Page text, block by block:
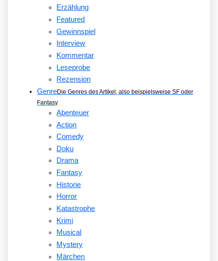
Erzählung
Featured
Gewinnspiel
Interview
Kommentar
Leseprobe
Rezension
GenreDie Genres des Artikel, also beispielsweise SF oder
Fantasy
Abenteuer
Action
Comedy
Doku
Drama
Fantasy
Historie
Horror
Katastrophe
Krimi
Musical
Mystery
Märchen